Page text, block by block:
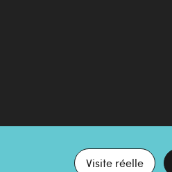
Visite réelle